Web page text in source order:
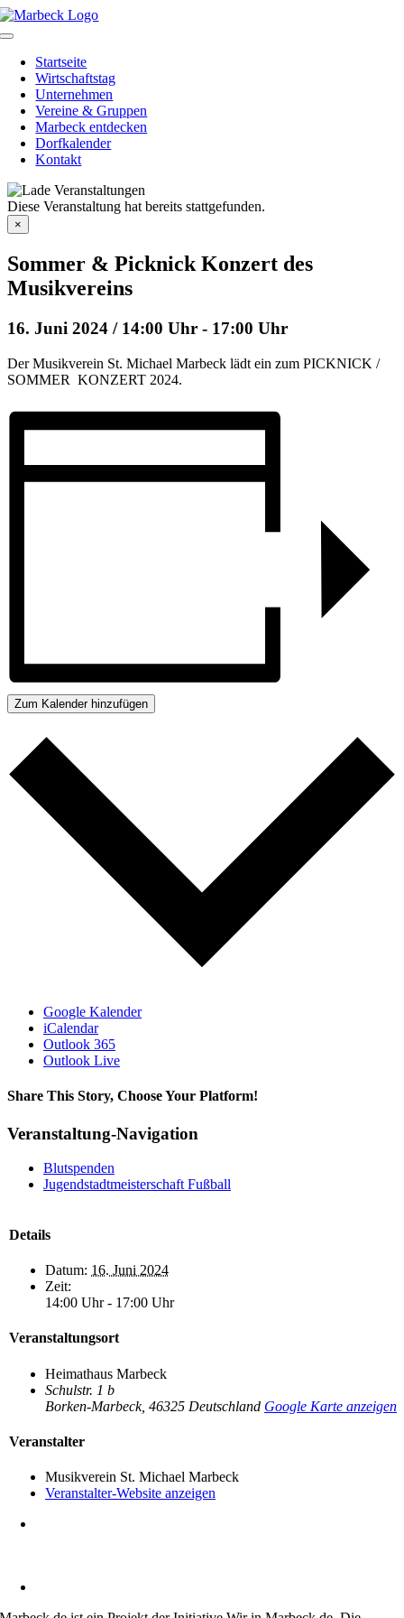
Skip
to
Toggle
NavigationStartseite
Wirtschaftstag
Unternehmen
Vereine & Gruppen
Marbeck entdecken
Dorfkalender
Kontakt
Diese Veranstaltung hat bereits stattgefunden.
×
Sommer & Picknick Konzert des
Musikvereins
16. Juni 2024 / 14:00 Uhr - 17:00 Uhr
Der Musikverein St. Michael Marbeck lädt ein zum PICKNICK /
SOMMER KONZERT 2024.
Zum Kalender hinzufügen
Google Kalender
iCalendar
Outlook 365
Outlook Live
Share This Story, Choose Your Platform!
Facebook
X
Bluesky
Reddit
LinkedIn
WhatsApp
Telegram
Tumblr
Xing
Email
Copy
Veranstaltung-Navigation
Blutspenden
Jugendstadtmeisterschaft Fußball
Details
Datum: 16. Juni 2024
Zeit:
14:00 Uhr - 17:00 Uhr
Veranstaltungsort
Heimathaus Marbeck
Schulstr. 1 b
Borken-Marbeck, 46325 Deutschland Google Karte anzeigen
Veranstalter
Musikverein St. Michael Marbeck
Veranstalter-Website anzeigen